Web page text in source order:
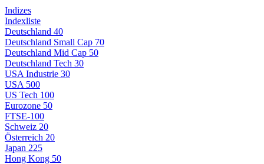
Indizes
Indexliste
Deutschland 40
Deutschland Small Cap 70
Deutschland Mid Cap 50
Deutschland Tech 30
USA Industrie 30
USA 500
US Tech 100
Eurozone 50
FTSE-100
Schweiz 20
Österreich 20
Japan 225
Hong Kong 50